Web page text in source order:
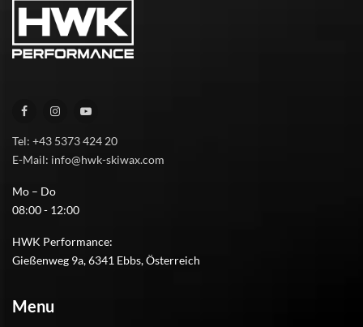
Tel: +43 5373 424 20
E-Mail: info@hwk-skiwax.com
Mo – Do
08:00 - 12:00
HWK Performance:
Gießenweg 9a, 6341 Ebbs, Österreich
Menu